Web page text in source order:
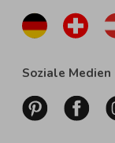
Soziale Medien